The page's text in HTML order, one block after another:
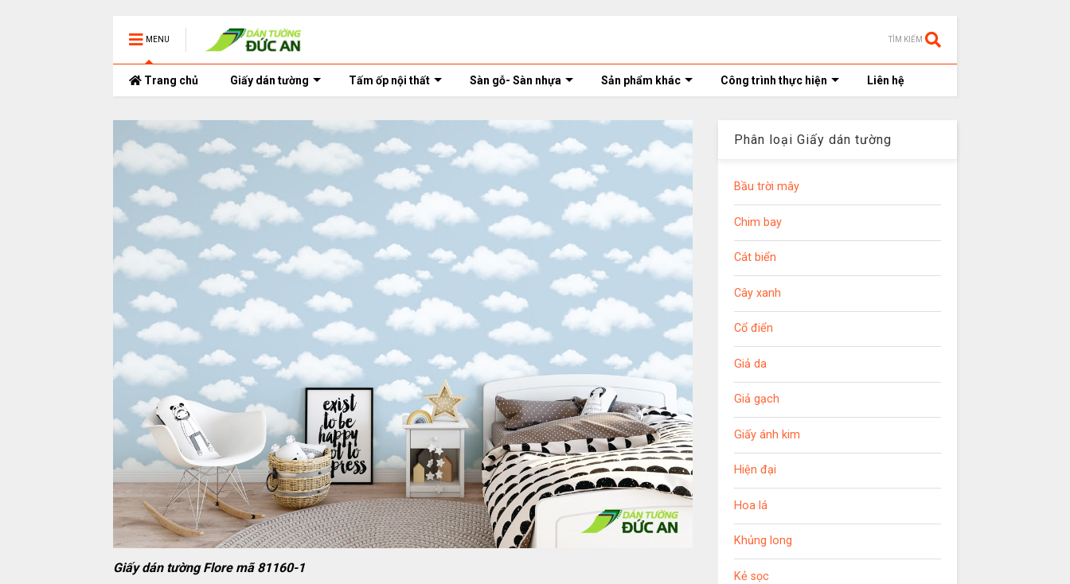
MENU TÌM KIẾM
Trang chủ Giấy dán tường Tấm ốp nội thất Sàn gỗ- Sàn nhựa Sản phẩm khác Công trình thực hiện Liên hệ
Giấy dán tường Flore mã 81160-1
Phân loại Giấy dán tường
Bầu trời mây
Chim bay
Cát biển
Cây xanh
Cổ điển
Giả da
Giả gạch
Giấy ánh kim
Hiện đại
Hoa lá
Khủng long
Kẻ sọc